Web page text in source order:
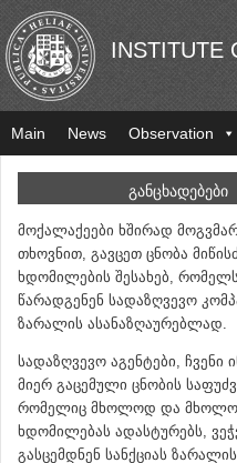
INSTITUTE
Main News Observation
ᲒᲐᲜᲪᲮᲐᲓᲔᲑᲔᲑᲘ
მოქალაქეები ხშირად
თხოვნით, გავცეთ ცნობა
ხდომილების შესახებ,
წარადგენენ სადაზღვევო
ზარალის ასანაზღაურებლად.
სადაზღვევო აგენტები, ჩვენი
მიერ გაცემული ცნობის
რომელიც მხოლოდ და
ხდომილებას ადასტურებს,
გასცემდნენ სანქციას ზარალის